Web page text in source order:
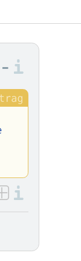
–
bewerten
positiv